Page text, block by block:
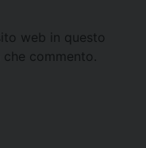
web in questo
commento.